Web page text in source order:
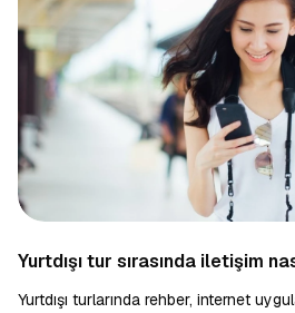
Yurtdışı tur sırasında iletişim
Yurtdışı turlarında rehber, internet